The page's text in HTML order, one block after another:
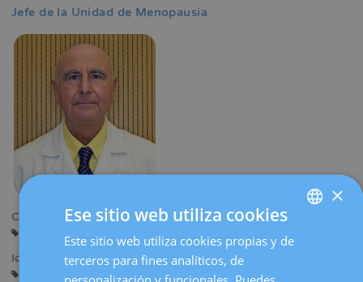
de
ayuda
a
la
navegación
Jefe de la Unidad de Menopausia
Centros:
Idiomas:
SPANISH
×
Ese sitio web utiliza cookies
Este sitio web utiliza cookies propias y de
terceros para fines analíticos, de